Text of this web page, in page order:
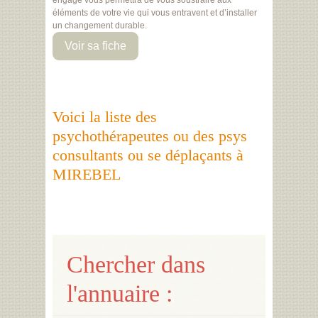
éléments de votre vie qui vous entravent et d’installer
un changement durable.
Voir sa fiche
Voici la liste des
psychothérapeutes ou des psys
consultants ou se déplaçants à
MIREBEL
Chercher dans
l'annuaire :